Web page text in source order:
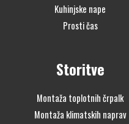
Kuhinjske nape
Prosti čas
Storitve
Montaža toplotnih črpalk
Montaža klimatskih naprav